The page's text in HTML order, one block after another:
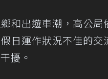
和出遊車潮，高公
日運作狀況不佳的交
擾。